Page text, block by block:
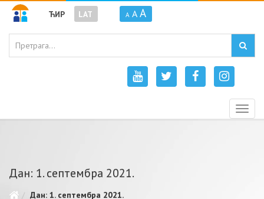
ЋИР LAT A A A
Дан: 1. септембра 2021.
Дан: 1. септембра 2021.